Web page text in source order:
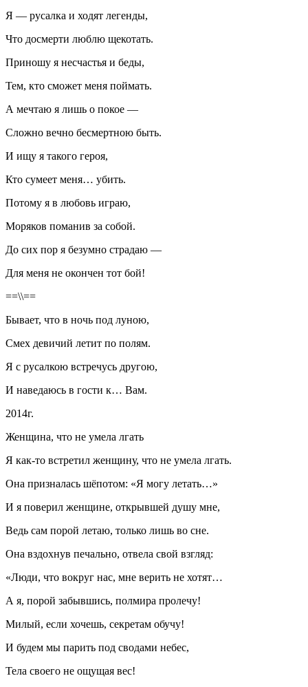
Я — русалка и ходят легенды,
Что досмерти люблю щекотать.
Приношу я несчастья и беды,
Тем, кто сможет меня поймать.
А мечтаю я лишь о покое —
Сложно вечно бесмертною быть.
И ищу я такого героя,
Кто сумеет меня… убить.
Потому я в любовь играю,
Моряков поманив за собой.
До сих пор я безумно страдаю —
Для меня не окончен тот бой!
==\\==
Бывает, что в ночь под луною,
Смех девичий летит по полям.
Я с русалкою встречусь другою,
И наведаюсь в гости к… Вам.
2014г.
Женщина, что не умела лгать
Я как-то встретил женщину, что не умела лгать.
Она призналась шёпотом: «Я могу летать…»
И я поверил женщине, открывшей душу мне,
Ведь сам порой летаю, только лишь во сне.
Она вздохнув печально, отвела свой взгляд:
«Люди, что вокруг нас, мне верить не хотят…
А я, порой забывшись, полмира пролечу!
Милый, если хочешь, секретам обучу!
И будем мы парить под сводами небес,
Тела своего не ощущая вес!